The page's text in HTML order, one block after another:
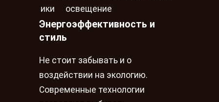
ики
освещение
Энергоэффективность и
стиль
Не стоит забывать и о
воздействии на экологию.
Современные технологии